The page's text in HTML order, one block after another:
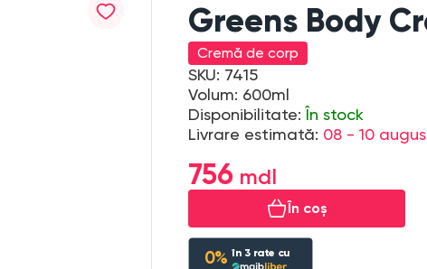
Greens Body
Cremă de corp
SKU: 7415
Volum: 600ml
Disponibilitate:În stock
Livrare estimată: 08 - 10
756
În coș
0% în 3rate cu